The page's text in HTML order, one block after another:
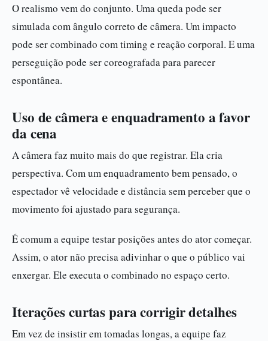
O realismo vem do conjunto. Uma queda pode ser
simulada com ângulo correto de câmera. Um impacto
pode ser combinado com timing e reação corporal. E uma
perseguição pode ser coreografada para parecer
espontânea.
Uso de câmera e enquadramento a favor
da cena
A câmera faz muito mais do que registrar. Ela cria
perspectiva. Com um enquadramento bem pensado, o
espectador vê velocidade e distância sem perceber que o
movimento foi ajustado para segurança.
É comum a equipe testar posições antes do ator começar.
Assim, o ator não precisa adivinhar o que o público vai
enxergar. Ele executa o combinado no espaço certo.
Iterações curtas para corrigir detalhes
Em vez de insistir em tomadas longas, a equipe faz